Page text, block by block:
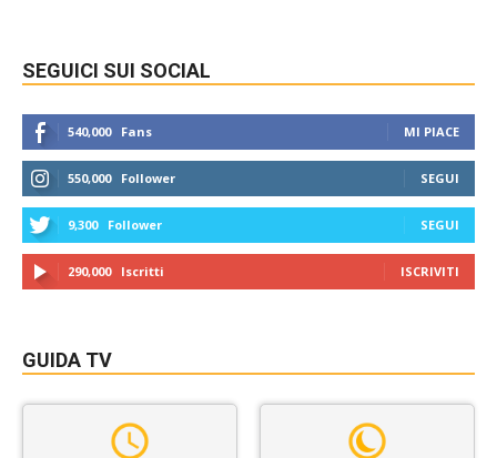
SEGUICI SUI SOCIAL
540,000 Fans MI PIACE
550,000 Follower SEGUI
9,300 Follower SEGUI
290,000 Iscritti ISCRIVITI
GUIDA TV